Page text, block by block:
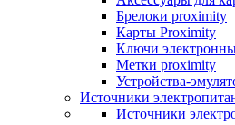
Брелоки proximity
Карты Proximity
Ключи
Метки proximity
Устройства-
Источники
Источники